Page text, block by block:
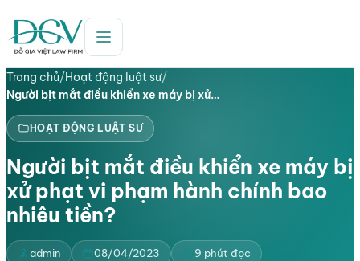
Trang chủ/Hoạt động luật sư/
Người bịt mắt điều khiển xe máy bị xử…
HOẠT ĐỘNG LUẬT SƯ
Người bịt mắt điều khiển xe máy bị
xử phạt vi phạm hành chính bao
nhiêu tiền?
admin 08/04/2023 9 phút đọc